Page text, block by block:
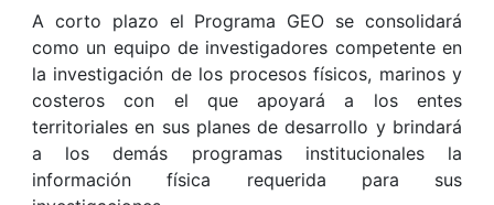
A corto plazo el Programa GEO se consolidará
como un equipo de investigadores competente en
la investigación de los procesos físicos, marinos y
costeros con el que apoyará a los entes
territoriales en sus planes de desarrollo y brindará
a los demás programas institucionales la
información física requerida para sus